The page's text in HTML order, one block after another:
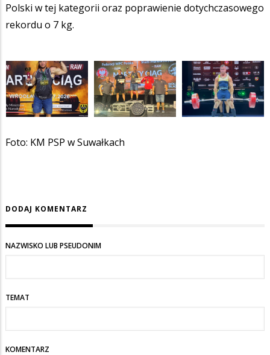
Polski w tej kategorii oraz poprawienie dotychczasowego
rekordu o 7 kg.
Foto: KM PSP w Suwałkach
DODAJ KOMENTARZ
NAZWISKO LUB PSEUDONIM
TEMAT
KOMENTARZ